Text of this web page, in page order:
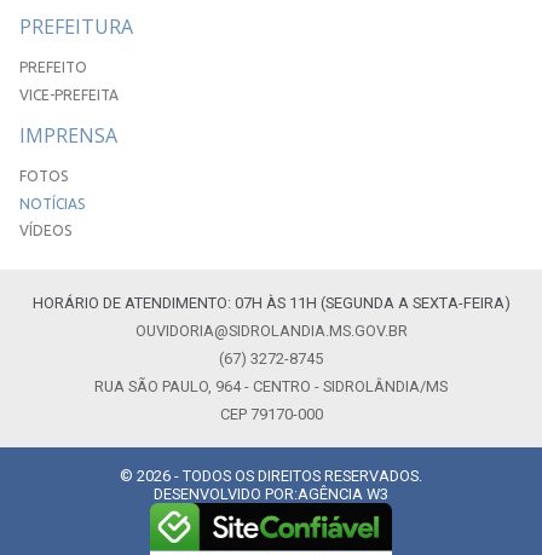
PREFEITURA
PREFEITO
VICE-PREFEITA
IMPRENSA
FOTOS
NOTÍCIAS
VÍDEOS
HORÁRIO DE ATENDIMENTO: 07H ÀS 11H (SEGUNDA A SEXTA-FEIRA)
OUVIDORIA@SIDROLANDIA.MS.GOV.BR
(67) 3272-8745
RUA SÃO PAULO, 964 - CENTRO - SIDROLÂNDIA/MS
CEP 79170-000
© 2026 - TODOS OS DIREITOS RESERVADOS.
DESENVOLVIDO POR:AGÊNCIA W3